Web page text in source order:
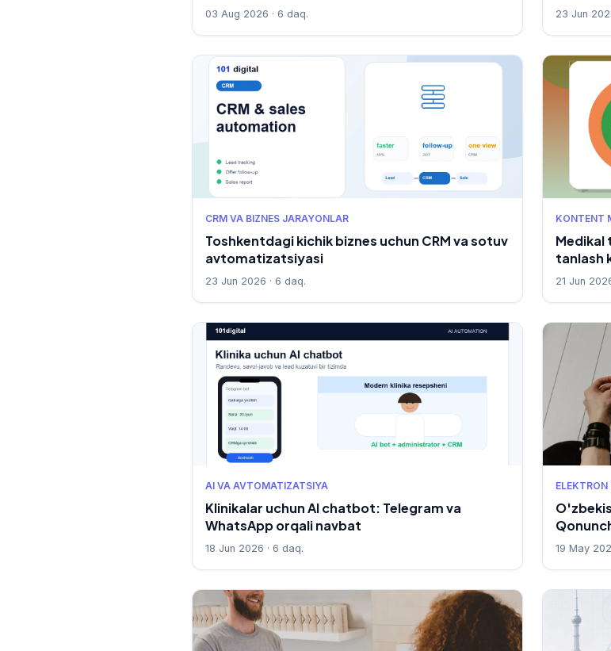
03 Aug 2026 · 6 daq. 23 Jun
CRM VA BIZNES JARAYONLAR
Toshkentdagi kichik biznes uchun CRM va sotuv
avtomatizatsiyasi
23 Jun 2026 · 6 daq.
KONTENT
Medikal
tanlash
21 Jun
AI VA AVTOMATIZATSIYA
Klinikalar uchun AI chatbot: Telegram va
WhatsApp orqali navbat
18 Jun 2026 · 6 daq. 19 May